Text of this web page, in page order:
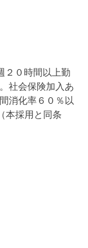
２０時間以上勤
社会保険加入あ
消化率６０％以
本採用と同条